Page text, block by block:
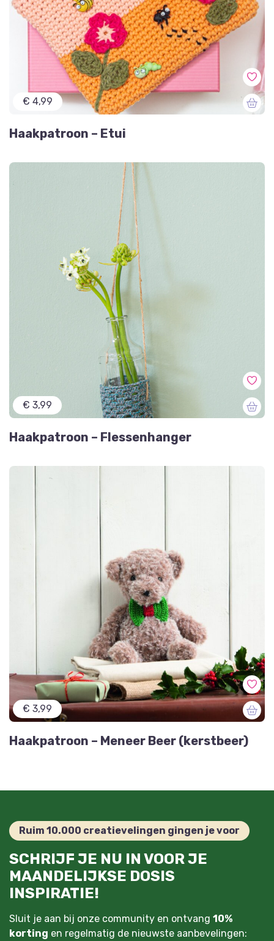
€ 4,99
Haakpatroon – Etui
€ 3,99
Haakpatroon – Flessenhanger
€ 3,99
Haakpatroon – Meneer Beer (kerstbeer)
Ruim 10.000 creatievelingen gingen je voor
SCHRIJF JE NU IN VOOR JE
MAANDELIJKSE DOSIS
INSPIRATIE!
Sluit je aan bij onze community en ontvang 10%
korting en regelmatig de nieuwste aanbevelingen: